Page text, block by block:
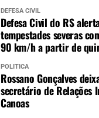
DEFESA CIVIL
Defesa Civil do RS
tempestades severas
90 km/h a partir de
POLÍTICA
Rossano Gonçalves
secretário de Relações
Canoas